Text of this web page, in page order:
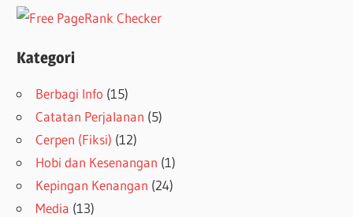
Kategori
Berbagi Info (15)
Catatan Perjalanan (5)
Cerpen (Fiksi) (12)
Hobi dan Kesenangan (1)
Kepingan Kenangan (24)
Media (13)